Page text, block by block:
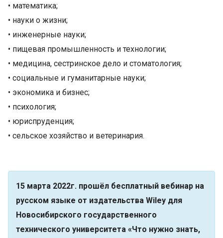
• математика;
• науки о жизни;
• инженерные науки;
• пищевая промышленность и технологии;
• медицина, сестринское дело и стоматология;
• социальные и гуманитарные науки;
• экономика и бизнес;
• психология;
• юриспруденция;
• сельское хозяйство и ветеринария.
15 марта 2022г. прошёл бесплатный вебинар на
русском языке от издательства Wiley для
Новосибирского государственного
технического университета «Что нужно знать,